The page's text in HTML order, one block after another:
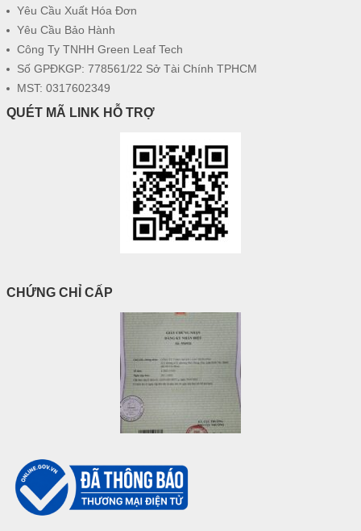
Yêu Cầu Xuất Hóa Đơn
Yêu Cầu Bảo Hành
Công Ty TNHH Green Leaf Tech
Số GPĐKGP: 778561/22 Sở Tài Chính TPHCM
MST: 0317602349
QUÉT MÃ LINK HỖ TRỢ
CHỨNG CHỈ CẤP